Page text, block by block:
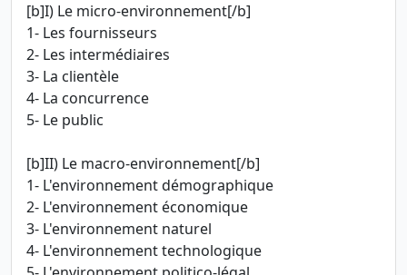
[b]I) Le micro-environnement[/b]
1- Les fournisseurs
2- Les intermédiaires
3- La clientèle
4- La concurrence
5- Le public
[b]II) Le macro-environnement[/b]
1- L'environnement démographique
2- L'environnement économique
3- L'environnement naturel
4- L'environnement technologique